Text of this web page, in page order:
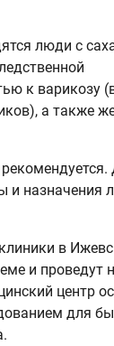
люди с
к варикозу
а также
и назначения
в
и проведут
центр
для